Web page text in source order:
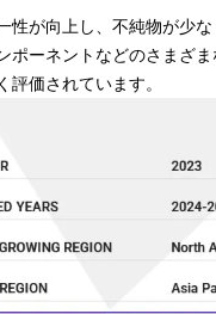
が向上し、不純物が少
ポーネントなどのさまざ
価されています。